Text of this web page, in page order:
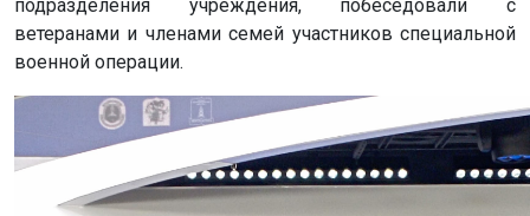
подразделения учреждения, побеседовали с
ветеранами и членами семей участников специальной
военной операции.